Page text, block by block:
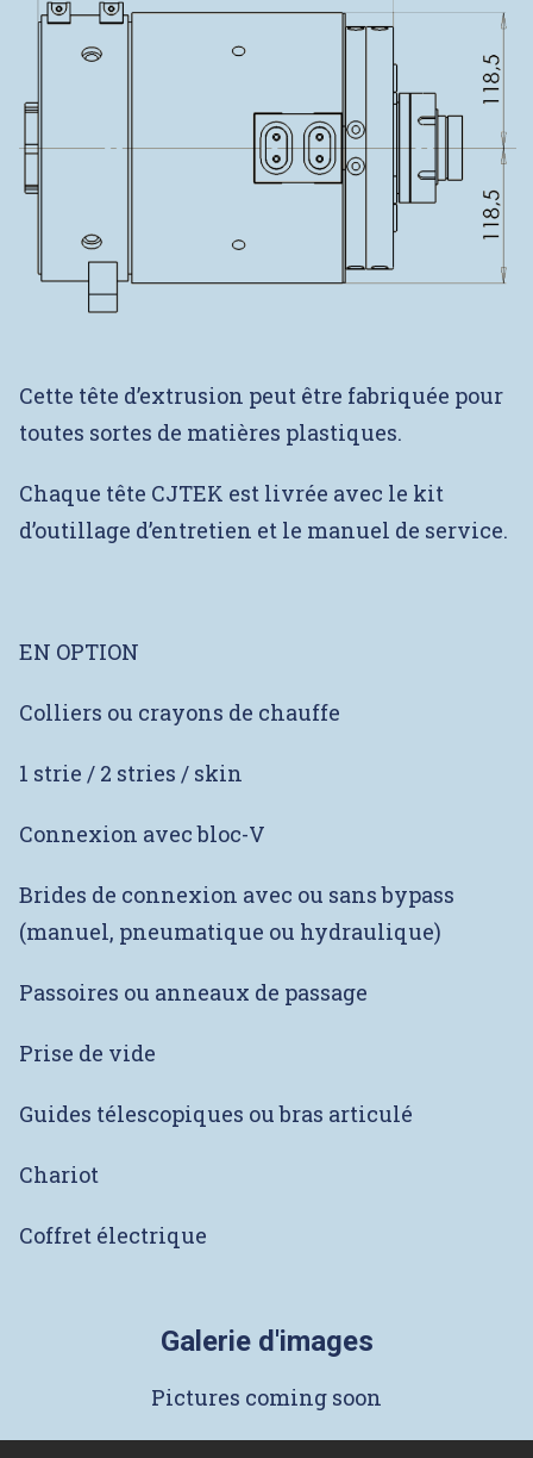
Cette tête d’extrusion peut être fabriquée pour
toutes sortes de matières plastiques.
Chaque tête CJTEK est livrée avec le kit
d’outillage d’entretien et le manuel de service.
EN OPTION
Colliers ou crayons de chauffe
1 strie / 2 stries / skin
Connexion avec bloc-V
Brides de connexion avec ou sans bypass
(manuel, pneumatique ou hydraulique)
Passoires ou anneaux de passage
Prise de vide
Guides télescopiques ou bras articulé
Chariot
Coffret électrique
Galerie d'images
Pictures coming soon